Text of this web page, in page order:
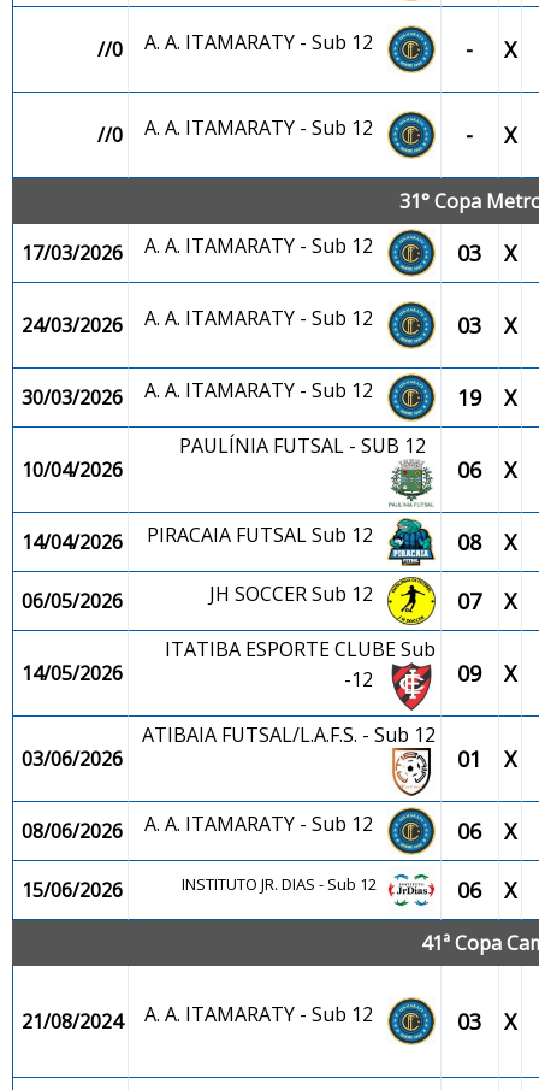
//0 A. A. ITAMARATY - Sub 12 - X
//0 A. A. ITAMARATY - Sub 12 - X
31° Copa
17/03/2026
A. A. ITAMARATY - Sub 12 03 X
24/03/2026 A. A. ITAMARATY - Sub 12 03 X
30/03/2026 A. A. ITAMARATY - Sub 12 19 X
10/04/2026
PAULÍNIA FUTSAL - SUB 12
06 X
14/04/2026 PIRACAIA FUTSAL Sub 12 08 X
06/05/2026 JH SOCCER Sub 12 07 X
14/05/2026
ITATIBA ESPORTE CLUBE Sub
-12
09 X
03/06/2026
ATIBAIA FUTSAL/L.A.F.S. - Sub 12
01 X
08/06/2026 A. A. ITAMARATY - Sub 12 06 X
15/06/2026 INSTITUTO JR. DIAS - Sub 12 06 X
41ª Copa
21/08/2024 A. A. ITAMARATY - Sub 12 03 X